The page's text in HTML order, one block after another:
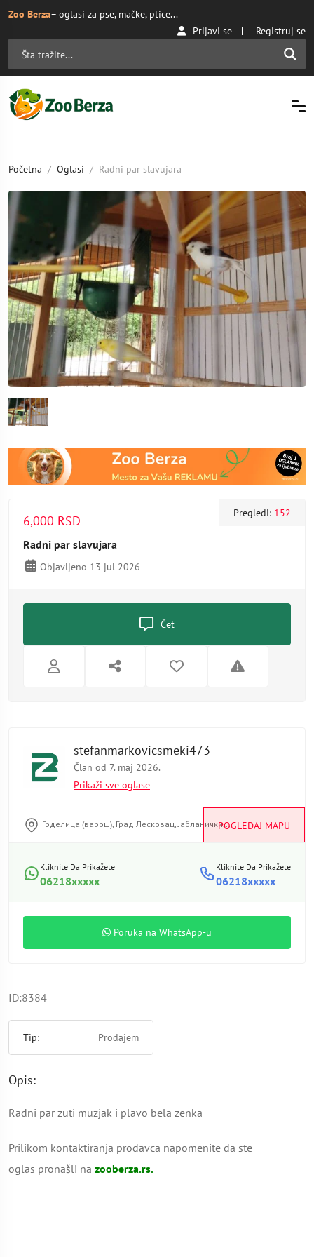
Zoo Berza– oglasi za pse, mačke, ptice...
Prijavi se
Registruj se
Početna Oglasi Radni par slavujara
Pregledi: 152
6,000 RSD
Radni par slavujara
Objavljeno 13 jul 2026
Čet
stefanmarkovicsmeki473
Član od 7. maj 2026.
Prikaži sve oglase
POGLEDAJ MAPU
Грделица (варош), Град Лесковац, Јабланички...
Kliknite Da Prikažete
06218xxxxx
Kliknite Da Prikažete
06218xxxxx
Poruka na WhatsApp-u
ID:8384
Tip: Prodajem
Opis:
Radni par zuti muzjak i plavo bela zenka
Prilikom kontaktiranja prodavca napomenite da ste
oglas pronašli na zooberza.rs.